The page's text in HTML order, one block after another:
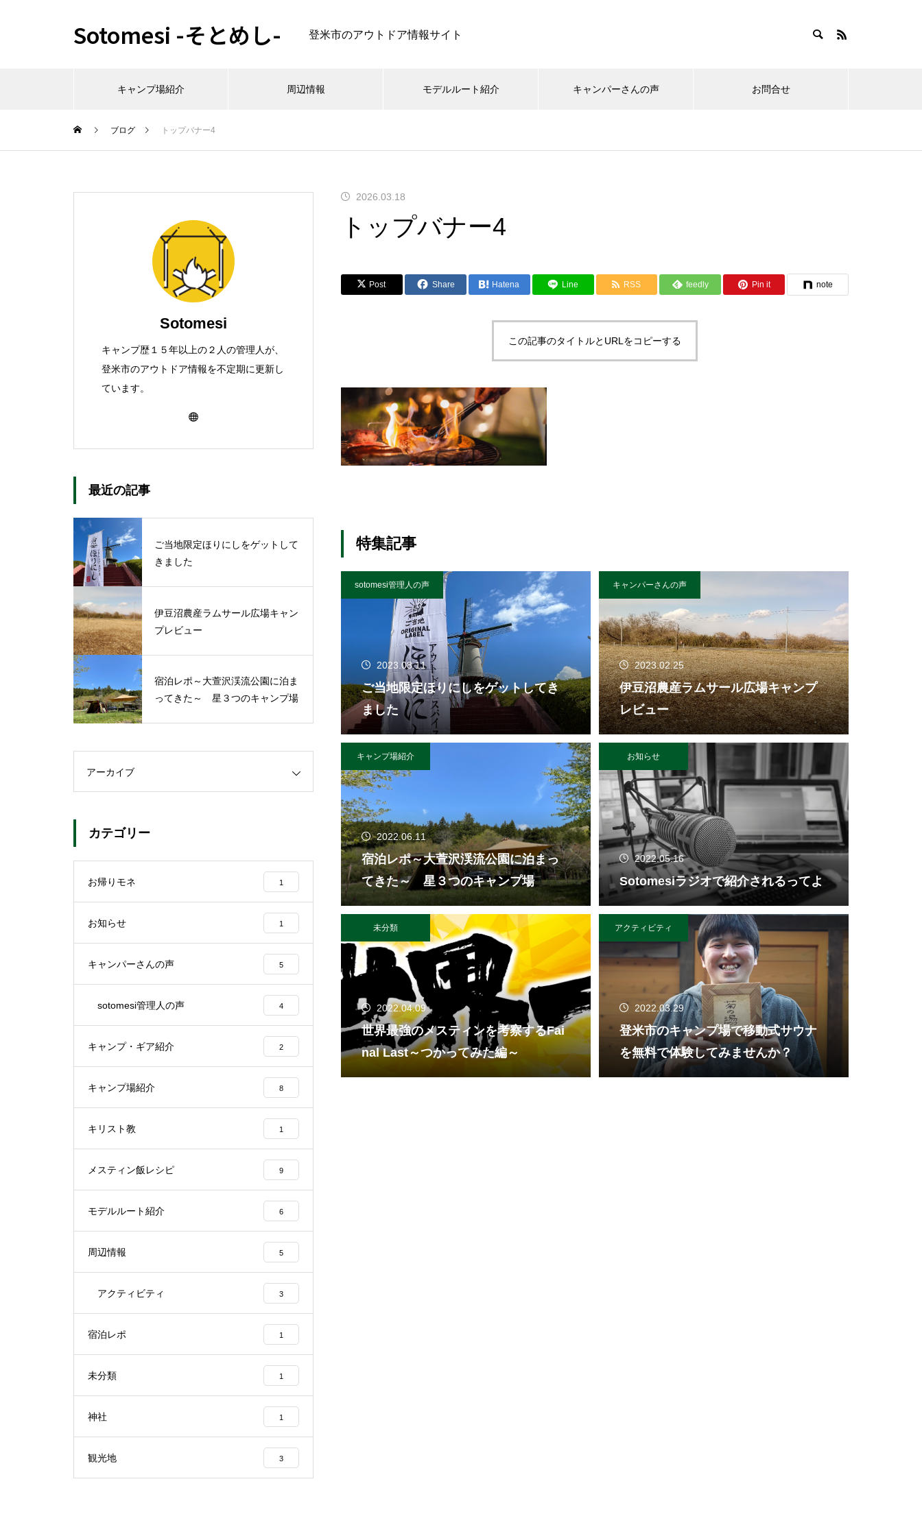
Sotomesi -そとめし- 登米市のアウトドア情報サイト
キャンプ場紹介 周辺情報 モデルルート紹介 キャンパーさんの声 お問合せ
ブログ トップバナー4
2026.03.18
トップバナー4
Post Share Hatena Line RSS feedly Pin it note
この記事のタイトルとURLをコピーする
特集記事
sotomesi管理人の声
2023.08.11
ご当地限定ほりにしをゲットしてき
ました
キャンパーさんの声
2023.02.25
伊豆沼農産ラムサール広場キャンプ
レビュー
キャンプ場紹介
2022.06.11
宿泊レポ～大萱沢渓流公園に泊まっ
てきた～ 星３つのキャンプ場
お知らせ
2022.05.16
Sotomesiラジオで紹介されるってよ
未分類
2022.04.09
世界最強のメスティンを考察するFai
nal Last～つかってみた編～
アクティビティ
2022.03.29
登米市のキャンプ場で移動式サウナ
を無料で体験してみませんか？
Sotomesi
キャンプ歴１５年以上の２人の管理人が、
登米市のアウトドア情報を不定期に更新し
ています。
最近の記事
ご当地限定ほりにしをゲットして
きました
伊豆沼農産ラムサール広場キャン
プレビュー
宿泊レポ～大萱沢渓流公園に泊ま
ってきた～ 星３つのキャンプ場
アーカイブ
カテゴリー
お帰りモネ 1
お知らせ 1
キャンパーさんの声 5
sotomesi管理人の声 4
キャンプ・ギア紹介 2
キャンプ場紹介 8
キリスト教 1
メスティン飯レシピ 9
モデルルート紹介 6
周辺情報 5
アクティビティ 3
宿泊レポ 1
未分類 1
神社 1
観光地 3